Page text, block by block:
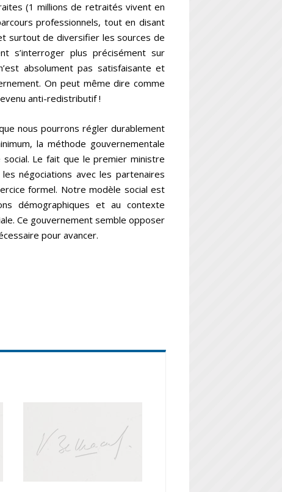
(1 millions de retraités vivent en
professionnels, tout en disant
surtout de diversifier les sources de
s’interroger plus précisément sur
absolument pas satisfaisante et
On peut même dire comme
anti-redistributif !
nous pourrons régler durablement
la méthode gouvernementale
Le fait que le premier ministre
négociations avec les partenaires
formel. Notre modèle social est
démographiques et au contexte
Ce gouvernement semble opposer
pour avancer.